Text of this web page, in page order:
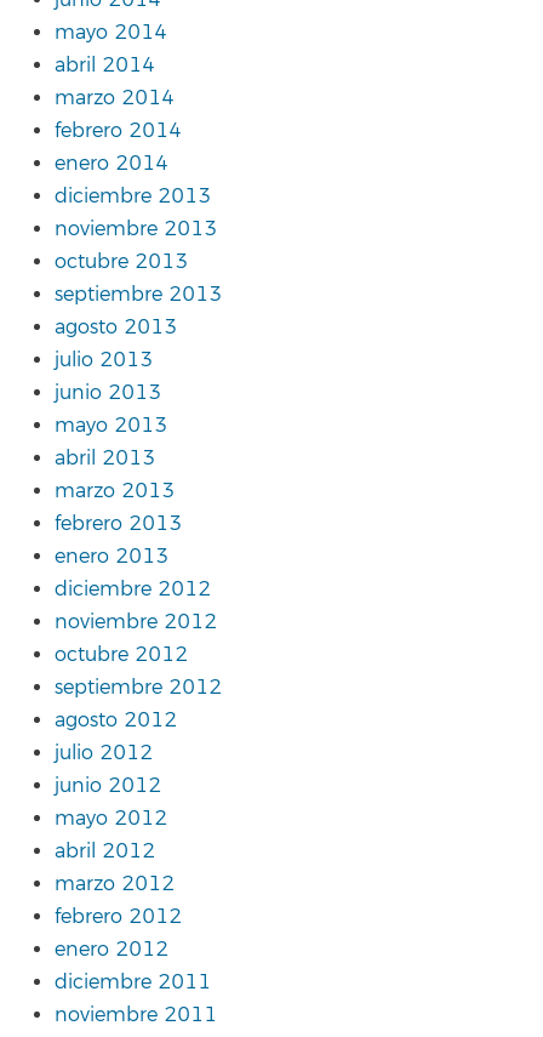
mayo 2014
abril 2014
marzo 2014
febrero 2014
enero 2014
diciembre 2013
noviembre 2013
octubre 2013
septiembre 2013
agosto 2013
julio 2013
junio 2013
mayo 2013
abril 2013
marzo 2013
febrero 2013
enero 2013
diciembre 2012
noviembre 2012
octubre 2012
septiembre 2012
agosto 2012
julio 2012
junio 2012
mayo 2012
abril 2012
marzo 2012
febrero 2012
enero 2012
diciembre 2011
noviembre 2011